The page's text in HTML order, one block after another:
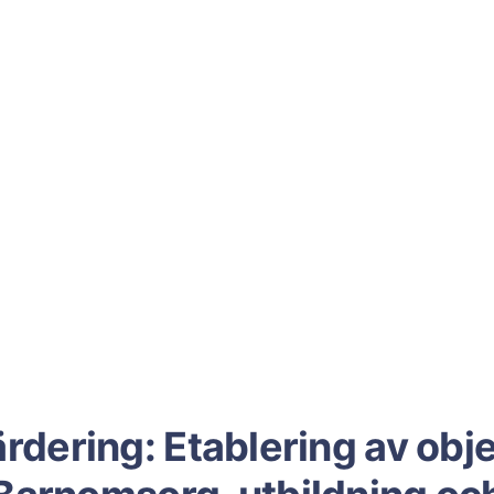
Etablering av